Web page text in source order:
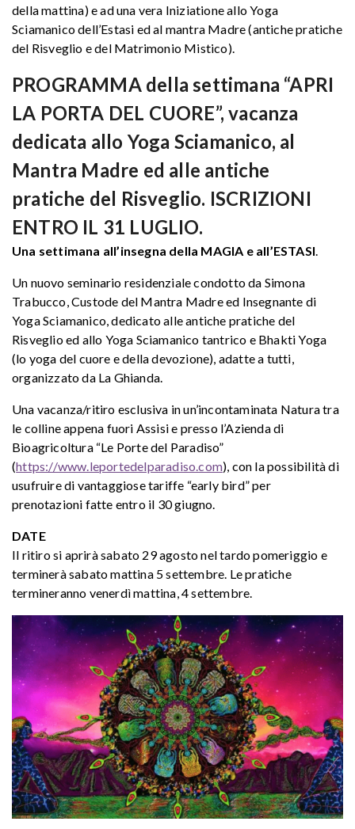
della mattina) e ad una vera Iniziatione allo Yoga
Sciamanico dell’Estasi ed al mantra Madre (antiche pratiche
del Risveglio e del Matrimonio Mistico).
PROGRAMMA della settimana “APRI
LA PORTA DEL CUORE”, vacanza
dedicata allo Yoga Sciamanico, al
Mantra Madre ed alle antiche
pratiche del Risveglio. ISCRIZIONI
ENTRO IL 31 LUGLIO.
Una settimana all’insegna della MAGIA e all’ESTASI.
Un nuovo seminario residenziale condotto da Simona
Trabucco, Custode del Mantra Madre ed Insegnante di
Yoga Sciamanico, dedicato alle antiche pratiche del
Risveglio ed allo Yoga Sciamanico tantrico e Bhakti Yoga
(lo yoga del cuore e della devozione), adatte a tutti,
organizzato da La Ghianda.
Una vacanza/ritiro esclusiva in un’incontaminata Natura tra
le colline appena fuori Assisi e presso l’Azienda di
Bioagricoltura “Le Porte del Paradiso”
(https://www.leportedelparadiso.com), con la possibilità di
usufruire di vantaggiose tariffe “early bird” per
prenotazioni fatte entro il 30 giugno.
DATE
Il ritiro si aprirà sabato 29 agosto nel tardo pomeriggio e
terminerà sabato mattina 5 settembre. Le pratiche
termineranno venerdì mattina, 4 settembre.